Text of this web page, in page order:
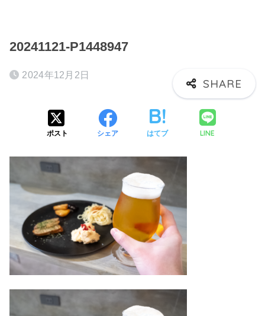
20241121-P1448947
2024年12月2日
ポスト シェア はてブ LINE